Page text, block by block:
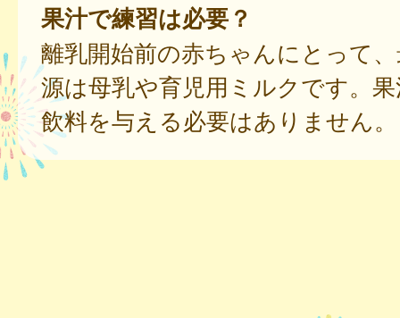
果汁で練習は必要？
離乳開始前の赤ちゃんにとって
源は母乳や育児用ミルクです。
飲料を与える必要はありません。